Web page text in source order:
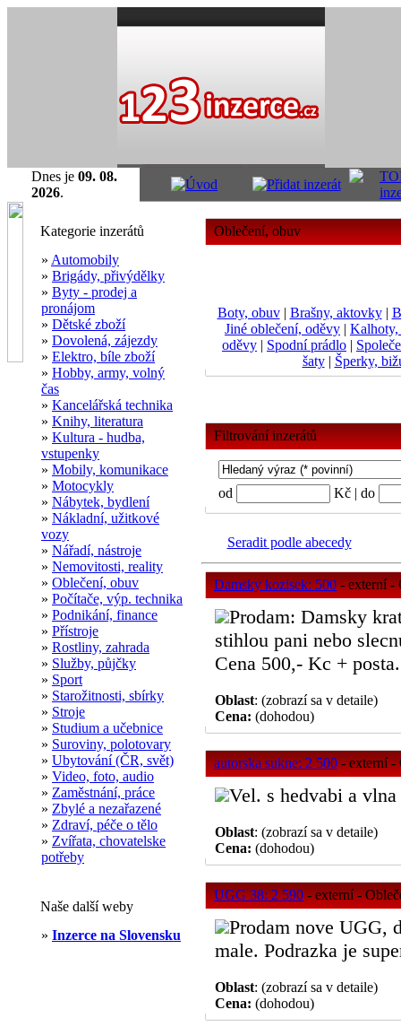
Dnes je 09. 08.
2026.
Kategorie inzerátů
» Automobily
» Brigády, přivýdělky
» Byty - prodej a
pronájom
» Dětské zboží
» Dovolená, zájezdy
» Elektro, bíle zboží
» Hobby, army, volný
čas
» Kancelářská technika
» Knihy, literatura
» Kultura - hudba,
vstupenky
» Mobily, komunikace
» Motocykly
» Nábytek, bydlení
» Nákladní, užitkové
vozy
» Nářadí, nástroje
» Nemovitosti, reality
» Oblečení, obuv
» Počítače, výp. technika
» Podnikání, finance
» Přístroje
» Rostliny, zahrada
» Služby, půjčky
» Sport
» Starožitnosti, sbírky
» Stroje
» Studium a učebnice
» Suroviny, polotovary
» Ubytování (ČR, svět)
» Video, foto, audio
» Zaměstnání, práce
» Zbylé a nezařazené
» Zdraví, péče o tělo
» Zvířata, chovatelske
potřeby
Naše další weby
» Inzerce na Slovensku
Oblečení, obuv
Boty, obuv| Brašny, aktovky|
Jiné oblečení, oděvy |
oděvy | Spodní prádlo |
šaty| Šperky,
Filtrování inzerátů
od Kč | do
Seradit podle abecedy
Damsky kozisek: 500- externí -
Prodam: Damsky
stihlou pani nebo
Cena 500,- Kc +
Oblast: (zobrazí sa v detaile)
Cena: (dohodou)
autorska sukne: 2 500- externí -
Vel. s hedvabi a
Oblast: (zobrazí sa v detaile)
Cena: (dohodou)
UGG 38: 2 590- externí -
Prodam nove UGG,
male. Podrazka je
Oblast: (zobrazí sa v detaile)
Cena: (dohodou)